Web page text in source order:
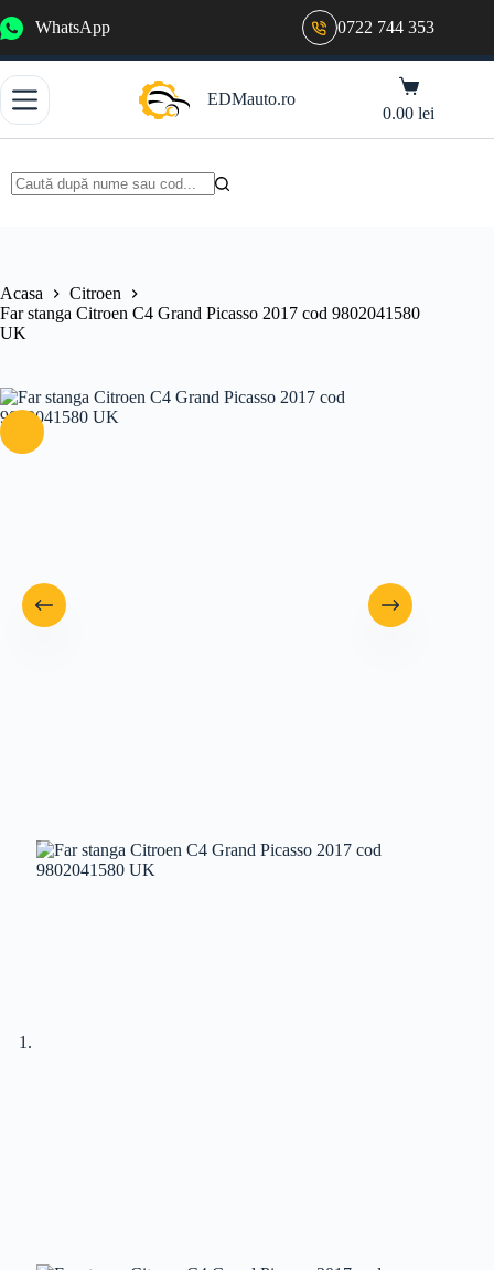
la
WhatsApp 0722 744 353
EDMauto.ro
Coș
de
cumpărături
0.00lei
Acasa
Citroen
Far stanga Citroen C4 Grand Picasso 2017 cod 9802041580
UK